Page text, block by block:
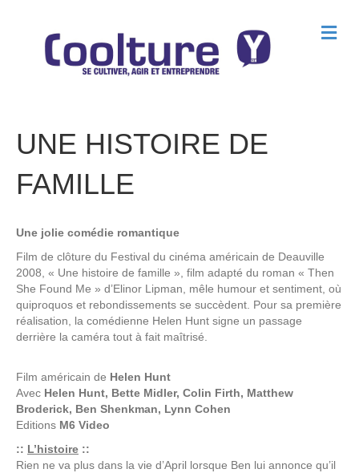
M
e
UNE HISTOIRE DE
FAMILLE
Une jolie comédie romantique
Film de clôture du Festival du cinéma américain de Deauville
2008, « Une histoire de famille », film adapté du roman « Then
She Found Me » d’Elinor Lipman, mêle humour et sentiment, où
quiproquos et rebondissements se succèdent. Pour sa première
réalisation, la comédienne Helen Hunt signe un passage
derrière la caméra tout à fait maîtrisé.
Film américain de Helen Hunt
Avec Helen Hunt, Bette Midler, Colin Firth, Matthew
Broderick, Ben Shenkman, Lynn Cohen
Editions M6 Video
:: L’histoire ::
Rien ne va plus dans la vie d’April lorsque Ben lui annonce qu’il